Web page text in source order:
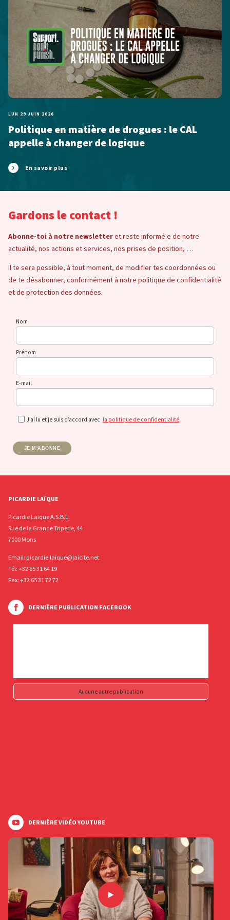
LUN 29 JUIN 2026
Politique en matière de drogues : le CAL
appelle à changer de logique
En savoir plus
Gardons le contact !
Abonne-toi à notre newsletteret reste informé.e de notre
actualité, nos actions et services, nos prises de position, …
Il te sera possible, à tout moment, de modifier tes coordonnées ou
de te désabonner, conformément à notre politique de confidentialité
et de protection des données.
Nom
Prénom
E-mail
J’ai lu et je suis d’accord avec la politique de confidentialité
JE M'ABONNE
PICARDIE LAÏQUE
Picardie Laïque A.S.B.L.
Rue de la Grande Triperie, 44
7000 Mons
Email: picardie.laique@laicite.net
Tél: +32 65 31 64 19
Fax: +32 65 31 72 72
DERNIÈRE PUBLICATION FACEBOOK
Aucune autre publication
DERNIÈRE VIDÉO YOUTUBE